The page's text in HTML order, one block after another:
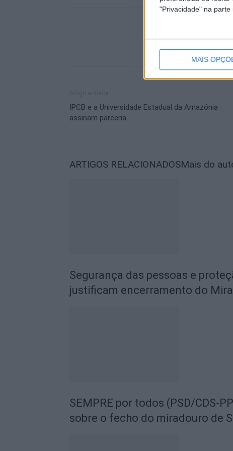
"Privacidade" na parte
MAIS
IPCB e a Universidade Estadual da Amazónia
assinam parceria
ARTIGOS RELACIONADOSMais do
Segurança das pessoas e
justificam encerramento do
SEMPRE por todos (PSD/CDS-
sobre o fecho do miradouro de